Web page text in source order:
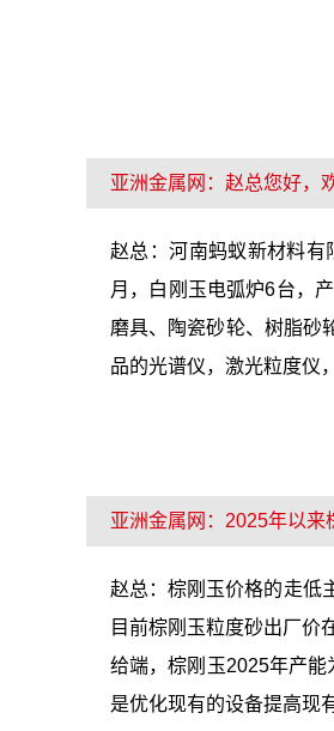
亚洲金属网：赵总您好，
赵总：河南蚂蚁新材料
月，白刚玉电弧炉6台，
磨具、陶瓷砂轮、树脂砂
品的光谱仪，激光粒度仪
亚洲金属网：2025年以来
赵总：棕刚玉价格的走低
目前棕刚玉粒度砂出厂价
给端，棕刚玉2025年产
是优化现有的设备提高现